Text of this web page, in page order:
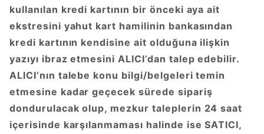
kullanılan kredi kartının bir önceki aya ait
ekstresini yahut kart hamilinin bankasından
kredi kartının kendisine ait olduğuna ilişkin
yazıyı ibraz etmesini ALICI’dan talep edebilir.
ALICI’nın talebe konu bilgi/belgeleri temin
etmesine kadar geçecek sürede sipariş
dondurulacak olup, mezkur taleplerin 24 saat
içerisinde karşılanmaması halinde ise SATICI,